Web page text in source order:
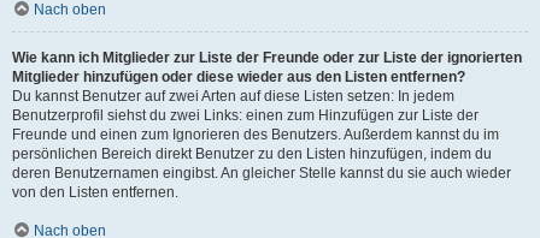
Nach oben
Wie kann ich Mitglieder zur Liste der Freunde oder zur Liste der ignorierten
Mitglieder hinzufügen oder diese wieder aus den Listen entfernen?
Du kannst Benutzer auf zwei Arten auf diese Listen setzen: In jedem
Benutzerprofil siehst du zwei Links: einen zum Hinzufügen zur Liste der
Freunde und einen zum Ignorieren des Benutzers. Außerdem kannst du im
persönlichen Bereich direkt Benutzer zu den Listen hinzufügen, indem du
deren Benutzernamen eingibst. An gleicher Stelle kannst du sie auch wieder
von den Listen entfernen.
Nach oben